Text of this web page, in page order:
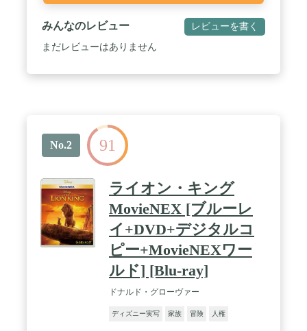
みんなのレビュー レビューを書く
まだレビューはありません
No.2 91
ライオン・キング
MovieNEX [ブルーレ
イ+DVD+デジタルコ
ピー+MovieNEXワー
ルド] [Blu-ray]
ドナルド・グローヴァー
ディズニー実写 家族 冒険 人権